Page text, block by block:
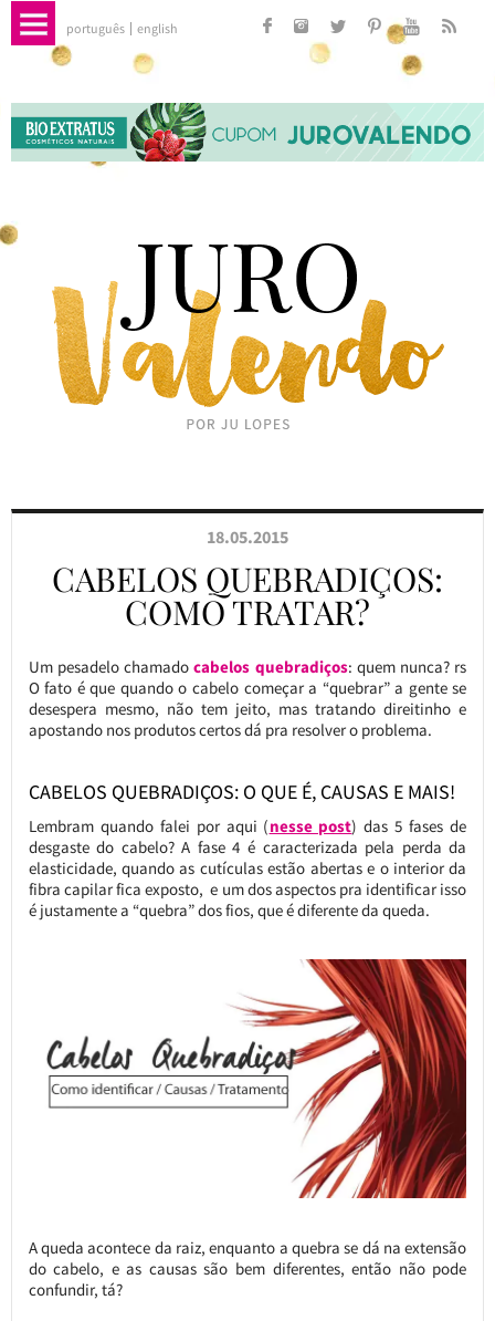
português english
18.05.2015
CABELOS QUEBRADIÇOS:
COMO TRATAR?
Um pesadelo chamadocabelos quebradiços: quem nunca? rs
O fato é que quando o cabelo começar a “quebrar” a gente se
desespera mesmo, não tem jeito, mas tratando direitinho e
apostando nos produtos certos dá pra resolver o problema.
CABELOS QUEBRADIÇOS: O QUE É, CAUSAS E MAIS!
Lembram quando falei por aqui (nesse post) das 5 fases de
desgaste do cabelo? A fase 4 é caracterizada pela perda da
elasticidade, quando as cutículas estão abertas e o interior da
fibra capilar fica exposto, e um dos aspectos pra identificar isso
é justamente a “quebra” dos fios, que é diferente da queda.
A queda acontece da raiz, enquanto a quebra se dá na extensão
do cabelo, e as causas são bem diferentes, então não pode
confundir, tá?